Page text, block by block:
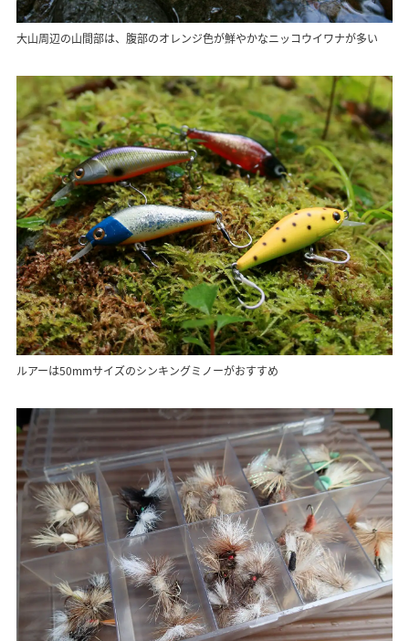
大山周辺の山間部は、腹部のオレンジ色が鮮やかなニッコウイワナが多い
ルアーは50mmサイズのシンキングミノーがおすすめ